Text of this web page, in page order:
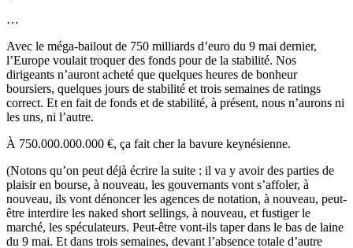
…
Avec le méga-bailout de 750 milliards d’euro du 9 mai dernier,
l’Europe voulait troquer des fonds pour de la stabilité. Nos
dirigeants n’auront acheté que quelques heures de bonheur
boursiers, quelques jours de stabilité et trois semaines de ratings
correct. Et en fait de fonds et de stabilité, à présent, nous n’aurons ni
les uns, ni l’autre.
À 750.000.000.000 €, ça fait cher la bavure keynésienne.
(Notons qu’on peut déjà écrire la suite : il va y avoir des parties de
plaisir en bourse, à nouveau, les gouvernants vont s’affoler, à
nouveau, ils vont dénoncer les agences de notation, à nouveau, peut-
être interdire les naked short sellings, à nouveau, et fustiger le
marché, les spéculateurs. Peut-être vont-ils taper dans le bas de laine
du 9 mai. Et dans trois semaines, devant l’absence totale d’autre